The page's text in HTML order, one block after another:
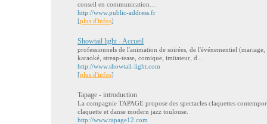
conseil en communication…
http://www.public-address.fr
[plus d'infos]
Showtail light - Accueil
professionnels de l'animation de soirées, de l'événementiel
karaoké, streap-tease, comique, imitateur, d...
http://www.showtail-light.com
[plus d'infos]
Tapage - introduction
La compagnie TAPAGE propose des spectacles claquettes
claquette et danse modern jazz toulouse.
http://www.tapage12.com